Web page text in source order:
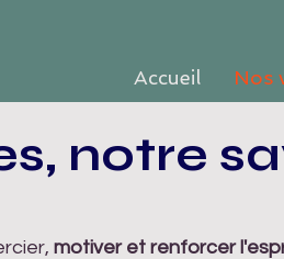
Accueil Nos
notre
motiver et renforcer